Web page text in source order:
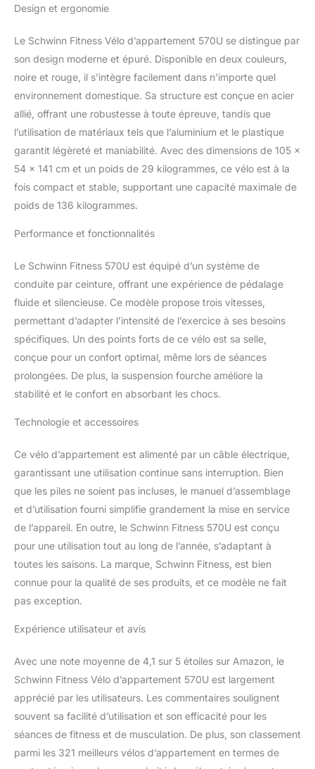
explore the world) Caractéristiques un écran
avec 29 programmes d'entraînement pour
que vous puissiez suivre vos progrès et un
ventilateur réglable à 3 vitesses pour vous
rafraîchir Résistance et fréquence cardiaque
comprend 25 niveaux de résistance
commandés par ordinateur et 10 touches de
et 9 programmes commandés par la
fréquence cardiaque pour jusqu'à 4 profils
d'utilisateurs Qualité supérieure le cadre
robuste vous permet un accès facile et une
utilisateur de 136 kg Suivi gardez une trace
de vos objectifs de temps, de distance et de
la musique grce aux haut-parleurs intégrés
et à la connectique mp3. Utilisez le port de
chargement usb pour vos appareils
électroniques
Design et ergonomie
Le Schwinn Fitness Vélo d’appartement 570U se distingue par
son design moderne et épuré. Disponible en deux couleurs,
noire et rouge, il s’intègre facilement dans n’importe quel
environnement domestique. Sa structure est conçue en acier
allié, offrant une robustesse à toute épreuve, tandis que
l’utilisation de matériaux tels que l’aluminium et le plastique
garantit légèreté et maniabilité. Avec des dimensions de 105 x
54 x 141 cm et un poids de 29 kilogrammes, ce vélo est à la
fois compact et stable, supportant une capacité maximale de
poids de 136 kilogrammes.
Performance et fonctionnalités
Le Schwinn Fitness 570U est équipé d’un système de
conduite par ceinture, offrant une expérience de pédalage
fluide et silencieuse. Ce modèle propose trois vitesses,
permettant d’adapter l’intensité de l’exercice à ses besoins
spécifiques. Un des points forts de ce vélo est sa selle,
conçue pour un confort optimal, même lors de séances
prolongées. De plus, la suspension fourche améliore la
stabilité et le confort en absorbant les chocs.
Technologie et accessoires
Ce vélo d’appartement est alimenté par un câble électrique,
garantissant une utilisation continue sans interruption. Bien
que les piles ne soient pas incluses, le manuel d’assemblage
et d’utilisation fourni simplifie grandement la mise en service
de l’appareil. En outre, le Schwinn Fitness 570U est conçu
pour une utilisation tout au long de l’année, s’adaptant à
toutes les saisons. La marque, Schwinn Fitness, est bien
connue pour la qualité de ses produits, et ce modèle ne fait
pas exception.
Expérience utilisateur et avis
Avec une note moyenne de 4,1 sur 5 étoiles sur Amazon, le
Schwinn Fitness Vélo d’appartement 570U est largement
apprécié par les utilisateurs. Les commentaires soulignent
souvent sa facilité d’utilisation et son efficacité pour les
séances de fitness et de musculation. De plus, son classement
parmi les 321 meilleurs vélos d’appartement en termes de